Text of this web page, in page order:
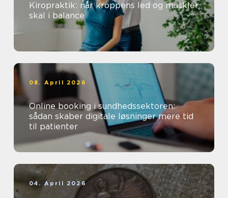
Kiropraktik: når kroppens led og muskler
skal i balance
08. April 2026
Online booking i sundhedssektoren:
sådan skaber digitale løsninger mere tid
til patienter
04. April 2026